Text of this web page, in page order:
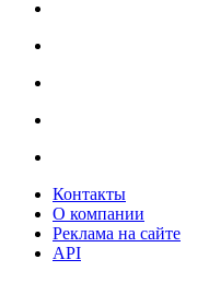
Контакты
О компании
Реклама на сайте
API